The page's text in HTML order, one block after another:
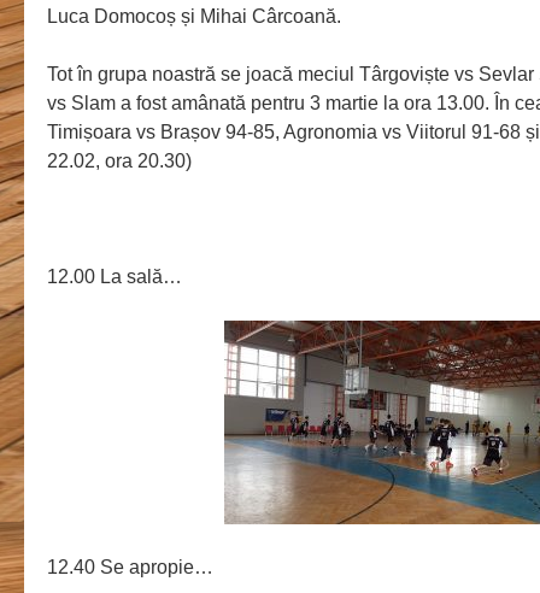
Luca Domocoș și Mihai Cârcoană.
Tot în grupa noastră se joacă meciul Târgoviște vs
vs Slam a fost amânată pentru 3 martie la ora 13.00. În
Timișoara vs Brașov 94-85, Agronomia vs Viitorul 91-68
22.02, ora 20.30)
12.00 La sală…
12.40 Se apropie…